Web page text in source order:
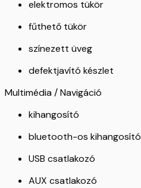
elektromos tükör
fűthető tükör
színezett üveg
defektjavító készlet
Multimédia / Navigáció
kihangosító
bluetooth-os kihangosító
USB csatlakozó
AUX csatlakozó